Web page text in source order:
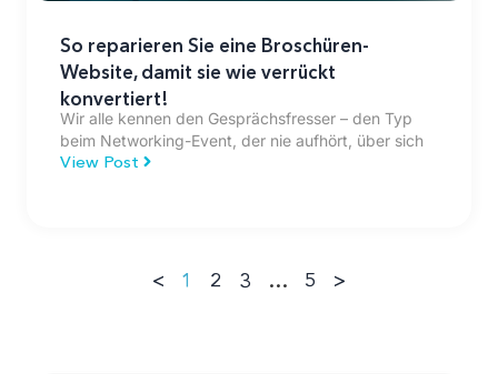
So reparieren Sie eine Broschüren-
Website, damit sie wie verrückt
konvertiert!
Wir alle kennen den Gesprächsfresser – den Typ
beim Networking-Event, der nie aufhört, über sich
View Post
< 1 2 3 … 5 >